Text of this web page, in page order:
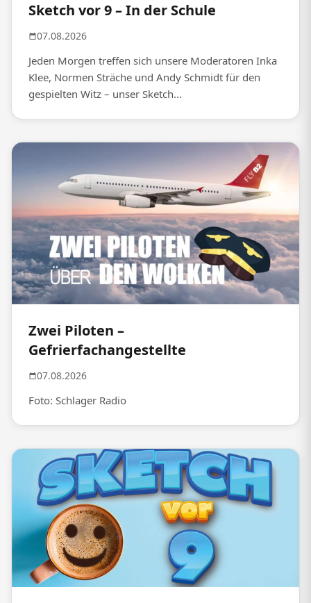
Sketch vor 9 – In der Schule
07.08.2026
Jeden Morgen treffen sich unsere Moderatoren Inka
Klee, Normen Sträche und Andy Schmidt für den
gespielten Witz – unser Sketch...
Zwei Piloten –
Gefrierfachangestellte
07.08.2026
Foto: Schlager Radio